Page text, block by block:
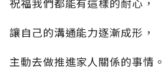
讓自己的溝通能力逐漸成形，
主動去做推進家人關係的事情。